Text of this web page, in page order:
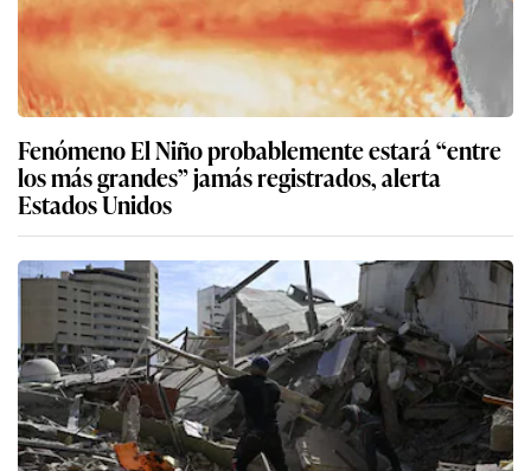
Fenómeno El Niño probablemente estará “entre
los más grandes” jamás registrados, alerta
Estados Unidos